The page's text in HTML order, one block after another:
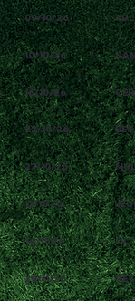
09/10/26
10/10/26
16/10/26
22/10/26
23/10/26
13/11/26
14/11/26
20/11/26